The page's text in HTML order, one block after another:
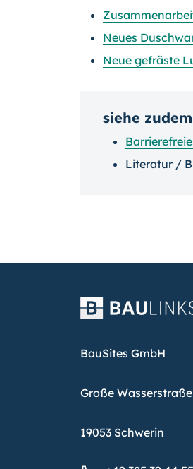
Neues
Neue gefräste
siehe
Literatur /
BauSites GmbH
Große
19053 Schwerin